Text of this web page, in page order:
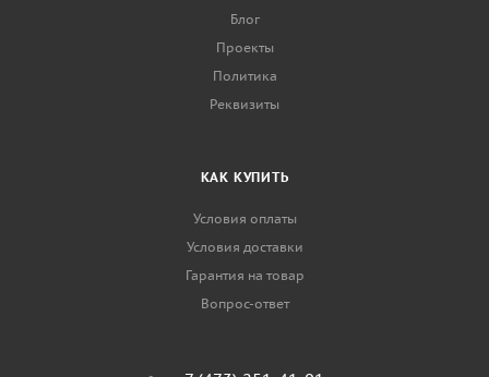
Блог
Проекты
Политика
Реквизиты
КАК КУПИТЬ
Условия оплаты
Условия доставки
Гарантия на товар
Вопрос-ответ